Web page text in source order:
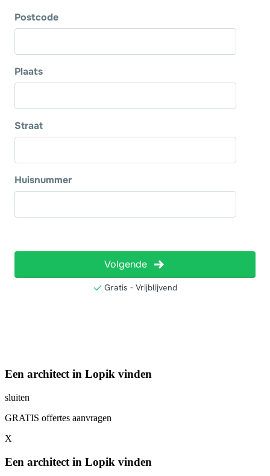
Een architect in Lopik vinden
sluiten
GRATIS offertes aanvragen
X
Een architect in Lopik vinden